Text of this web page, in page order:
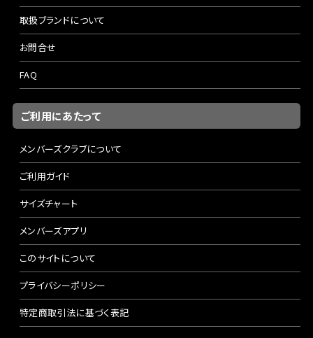
取扱ブランドについて
お問合せ
FAQ
ご利用にあたって
メンバーズクラブについて
ご利用ガイド
サイズチャート
メンバーズアプリ
このサイトについて
プライバシーポリシー
特定商取引法に基づく表記